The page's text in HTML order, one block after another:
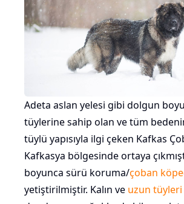
Adeta aslan yelesi gibi dolgun
tüylerine sahip olan ve tüm
tüylü yapısıyla ilgi çeken Kafkas
Kafkasya bölgesinde ortaya
boyunca sürü koruma/çoban
yetiştirilmiştir. Kalın ve uzun tüyleri